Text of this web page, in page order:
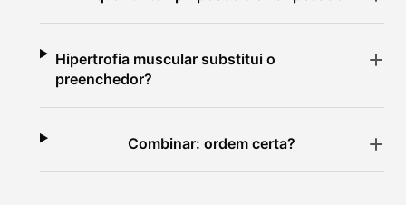
Hipertrofia muscular substitui o
preenchedor?
Combinar: ordem certa?